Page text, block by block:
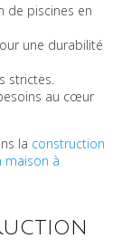
de piscines en
une durabilité
strictes.
au cœur
la construction
maison à